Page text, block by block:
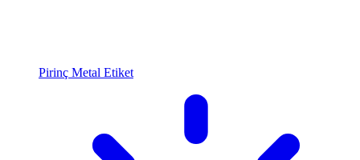
Pirinç Metal Etiket